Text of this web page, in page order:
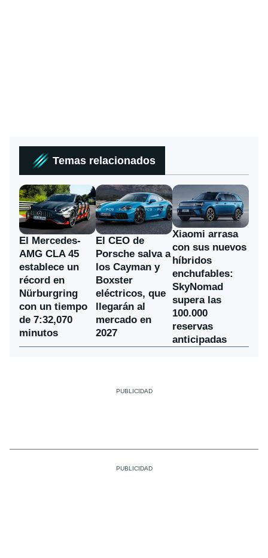
Temas relacionados
El Mercedes-
AMG CLA 45
establece un
récord en
Nürburgring
con un tiempo
de 7:32,070
minutos
El CEO de
Porsche salva a
los Cayman y
Boxster
eléctricos, que
llegarán al
mercado en
2027
Xiaomi arrasa
con sus nuevos
híbridos
enchufables:
SkyNomad
supera las
100.000
reservas
anticipadas